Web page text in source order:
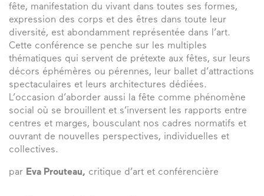
fête, manifestation du vivant dans toutes ses formes,
expression des corps et des êtres dans toute leur
diversité, est abondamment représentée dans l’art.
Cette conférence se penche sur les multiples
thématiques qui servent de prétexte aux fêtes, sur leurs
décors éphémères ou pérennes, leur ballet d’attractions
spectaculaires et leurs architectures dédiées.
L’occasion d’aborder aussi la fête comme phénomène
social où se brouillent et s’inversent les rapports entre
centres et marges, bousculant nos cadres normatifs et
ouvrant de nouvelles perspectives, individuelles et
collectives.
par Eva Prouteau, critique d’art et conférencière